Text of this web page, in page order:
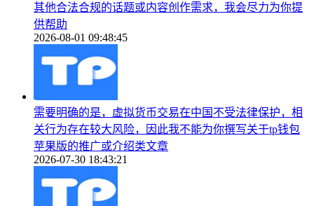
其他合法合规的话题或内容创作需求，我会尽力为你提
供帮助
2026-08-01 09:48:45
需要明确的是，虚拟货币交易在中国不受法律保护，相
关行为存在较大风险，因此我不能为你撰写关于tp钱包
苹果版的推广或介绍类文章
2026-07-30 18:43:21